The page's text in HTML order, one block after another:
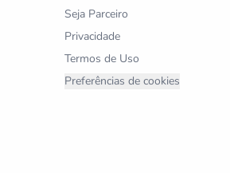
Seja Parceiro
Privacidade
Termos de Uso
Preferências de cookies